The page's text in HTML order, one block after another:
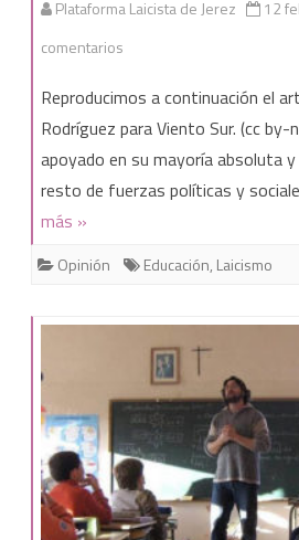
Plataforma Laicista de Jerez 12
comentarios
trampa
del
“Pacto
Reproducimos a continuación el
Rodríguez para Viento Sur. (cc by-
apoyado en su mayoría absoluta
resto de fuerzas políticas y
más »
Opinión Educación, Laicismo